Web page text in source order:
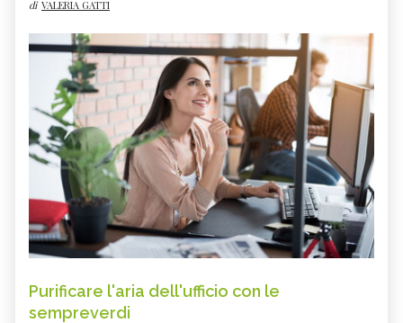
di VALERIA GATTI
Purificare l'aria dell'ufficio con le
sempreverdi